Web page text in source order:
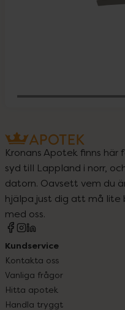
Kronans Apotek finns här
syd till Lappland i norr,
datorn. Oavsett vem du
hjälpa just dig att må
med oss.
Kundservice
Kontakta oss
Vanliga frågor
Hitta apotek
Handla tryggt